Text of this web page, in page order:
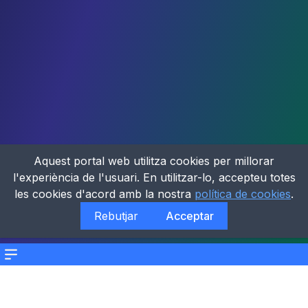
Menu
Aquest portal web utilitza cookies per millorar
l'experiència de l'usuari. En utilitzar-lo, accepteu totes
les cookies d'acord amb la nostra política de cookies.
Rebutjar
Acceptar